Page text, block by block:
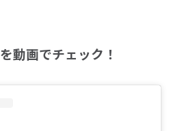
動画でチェック！